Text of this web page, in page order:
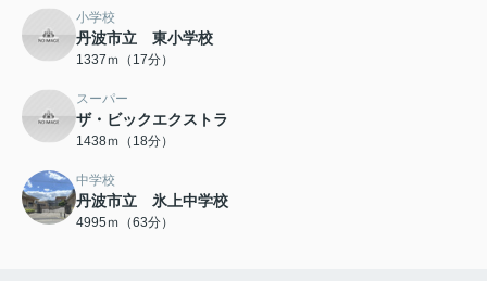
小学校
丹波市立 東小学校
1337ｍ（17分）
スーパー
ザ・ビックエクストラ
1438ｍ（18分）
中学校
丹波市立 氷上中学校
4995ｍ（63分）